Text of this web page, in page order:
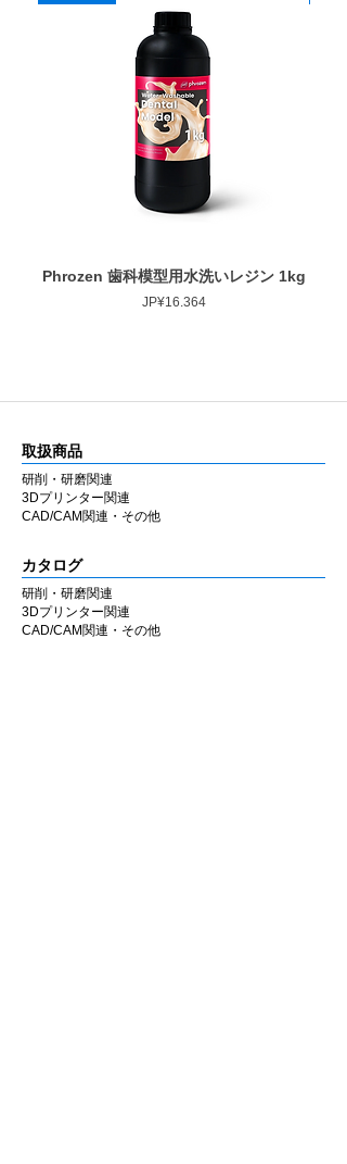
Phrozen 歯科模型用水洗いレジン 1kg
Harga
JP¥16.364
取扱商品
研削・研磨関連
3Dプリンター関連
CAD/CAM関連・その他
カタログ
研削・研磨関連
3Dプリンター関連
CAD/CAM関連・その他